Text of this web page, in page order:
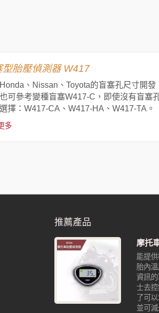
型胎壓偵測器 W417
、Nissan、Toyota的盲塞孔尺寸開
可參考變種盲塞W417-C，即使沒有盲塞
擇：W417-CA、W417-HA、W417-TA。
多
推薦產品
的
可以嵌
車款，也
盲塞型
摩托
能提
胎內
資訊
士去
了可
並可